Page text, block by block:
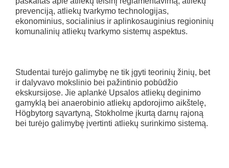
prevenciją, atliekų tvarkymo technologijas,
ekonominius, socialinius ir aplinkosauginius regioninių
komunalinių atliekų tvarkymo sistemų aspektus.
Studentai turėjo galimybę ne tik įgyti teorinių žinių, bet
ir dalyvavo mokslinio bei pažintinio pobūdžio
ekskursijose. Jie aplankė Upsalos atliekų deginimo
gamyklą bei anaerobinio atliekų apdorojimo aikštelę,
Högbytorg sąvartyną, Stokholme įkurtą darnų rajoną
bei turėjo galimybę įvertinti atliekų surinkimo sistemą.